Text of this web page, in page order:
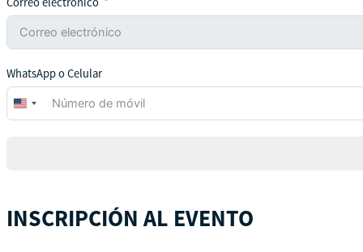
WhatsApp o Celular
United
States
INSCRIPCIÓN AL EVENTO